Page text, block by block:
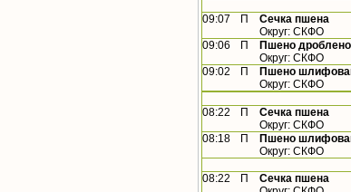
09:07
П Сечка пшена
Округ: СКФО
09:06
П
Пшено
Округ: СКФО
09:02
П
Пшено
Округ: СКФО
08:22
П Сечка пшена
Округ: СКФО
08:18
П
Пшено
Округ: СКФО
08:22
П Сечка пшена